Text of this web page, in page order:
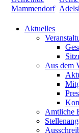
Aktuelles
Aus dem
Amtliche